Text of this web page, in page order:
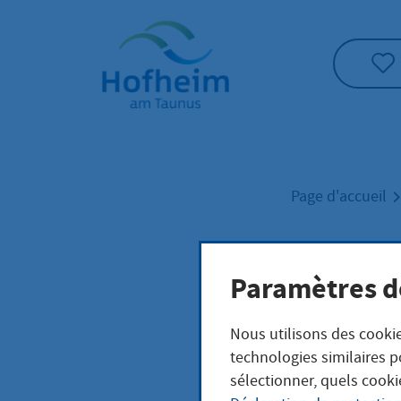
Accueil"
Page d'accueil
Paramètres
Nous utilisons des
technologies similaires
sélectionner, quels